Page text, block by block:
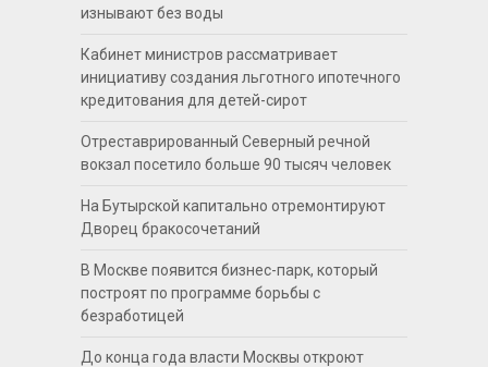
изнывают без воды
Кабинет министров рассматривает
инициативу создания льготного ипотечного
кредитования для детей-сирот
Отреставрированный Северный речной
вокзал посетило больше 90 тысяч человек
На Бутырской капитально отремонтируют
Дворец бракосочетаний
В Москве появится бизнес-парк, который
построят по программе борьбы с
безработицей
До конца года власти Москвы откроют